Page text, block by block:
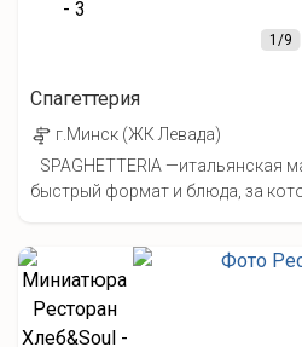
1 /9
Спагеттерия
г.Минск (ЖК Левада)
SPAGHETTERIA —итальянская
быстрый формат и блюда, за